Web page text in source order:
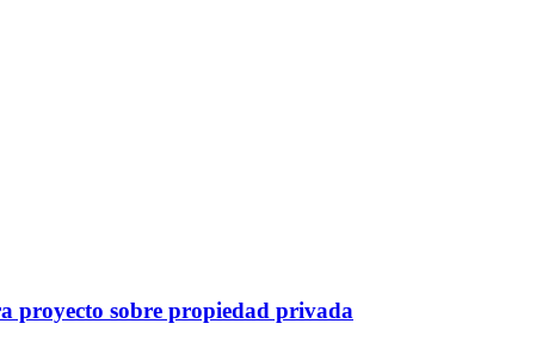
proyecto sobre propiedad privada